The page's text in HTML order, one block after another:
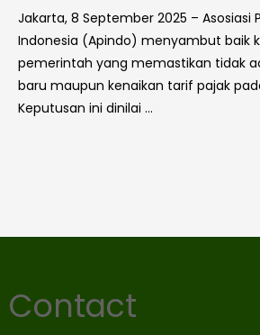
Jakarta, 8 September 2025 – Asosiasi
Indonesia (Apindo) menyambut baik
pemerintah yang memastikan tidak
baru maupun kenaikan tarif pajak
Keputusan ini dinilai …
Contact